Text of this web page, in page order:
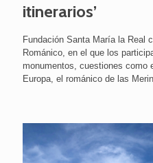
itinerarios’
Fundación Santa María la Real
Románico, en el que los
monumentos, cuestiones como
Europa, el románico de las